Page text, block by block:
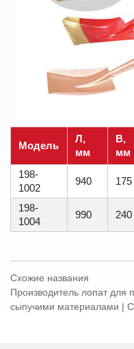
Модель
Л,
мм
B,
мм
198-
1002
940 175
198-
1004
990 240
Схожие названия
Производитель лопат для
сыпучими материалами |